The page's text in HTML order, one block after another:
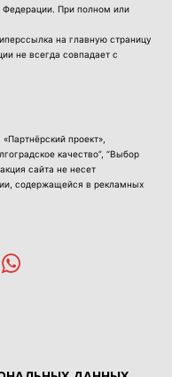
При полном или
на главную страницу
не всегда совпадает с
проект»,
качество”, “Выбор
сайта не несет
содержащейся в рекламных